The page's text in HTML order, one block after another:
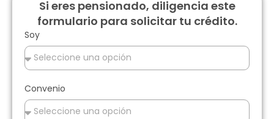
Si eres pensionado, diligencia este
formulario para solicitar tu crédito.
Soy
Convenio